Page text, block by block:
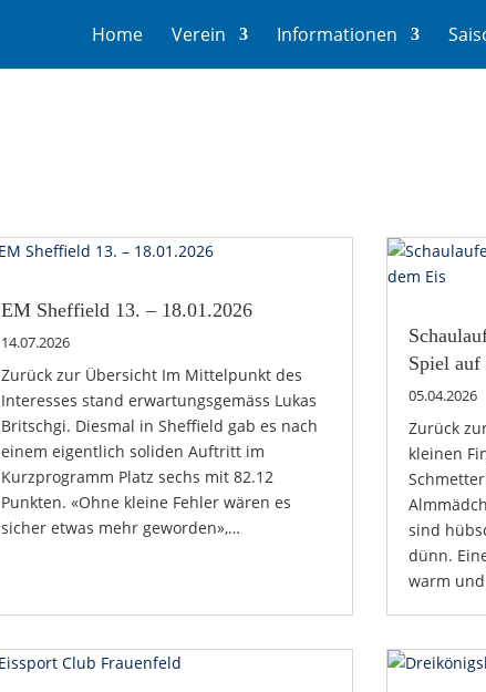
Home Verein Informationen
EM Sheffield 13. – 18.01.2026
14.07.2026
Zurück zur Übersicht Im Mittelpunkt des
Interesses stand erwartungsgemäss Lukas
Britschgi. Diesmal in Sheffield gab es nach
einem eigentlich soliden Auftritt im
Kurzprogramm Platz sechs mit 82.12
Punkten. «Ohne kleine Fehler wären es
sicher etwas mehr geworden»,…
Spiel auf
05.04.2026
Zurück
kleinen
sind
dünn.
warm